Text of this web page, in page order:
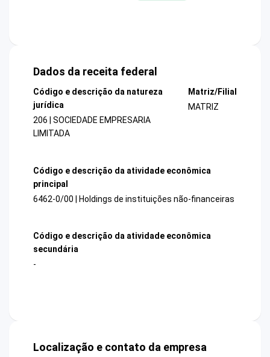
Dados da receita federal
Código e descrição da natureza
jurídica
206 | SOCIEDADE EMPRESARIA
LIMITADA
Matriz/Filial
MATRIZ
Código e descrição da atividade econômica
principal
6462-0/00 | Holdings de instituições não-financeiras
Código e descrição da atividade econômica
secundária
-
Localização e contato da empresa